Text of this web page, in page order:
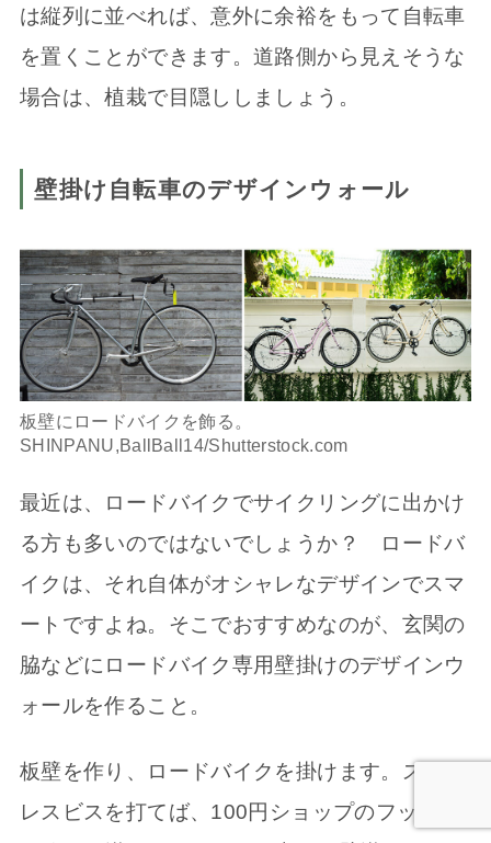
は縦列に並べれば、意外に余裕をもって自転車
を置くことができます。道路側から見えそうな
場合は、植栽で目隠ししましょう。
壁掛け自転車のデザインウォール
板壁にロードバイクを飾る。
SHINPANU,BallBall14/Shutterstock.com
最近は、ロードバイクでサイクリングに出かけ
る方も多いのではないでしょうか？ ロードバ
イクは、それ自体がオシャレなデザインでスマ
ートですよね。そこでおすすめなのが、玄関の
脇などにロードバイク専用壁掛けのデザインウ
ォールを作ること。
板壁を作り、ロードバイクを掛けます。ステン
レスビスを打てば、100円ショップのフック２